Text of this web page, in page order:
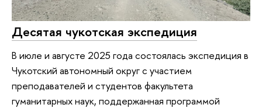
Десятая чукотская экспедиция
В июле и августе 2025 года состоялась экспедиция в
Чукотский автономный округ с участием
преподавателей и студентов факультета
гуманитарных наук, поддержанная программой